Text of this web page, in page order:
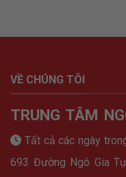
VỀ CHÚNG TÔI
TRUNG TÂM
Tất cả các ngày
693 Đường Ngô Gia